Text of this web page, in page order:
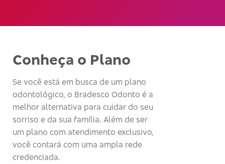
Conheça o Plano
Se você está em busca de um plano
odontológico, o Bradesco Odonto é a
melhor alternativa para cuidar do seu
sorriso e da sua família. Além de ser
um plano com atendimento exclusivo,
você contará com uma ampla rede
credenciada.